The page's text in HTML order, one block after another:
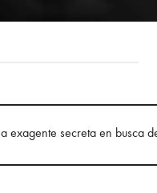
exagente secreta en busca